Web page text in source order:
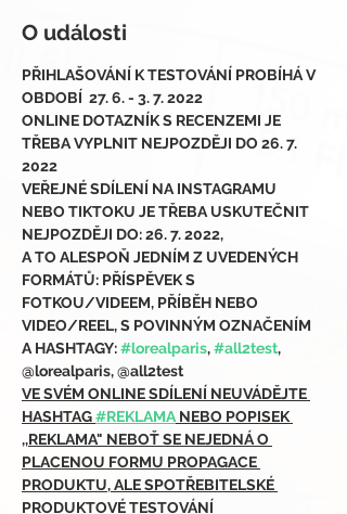
O události
PŘIHLAŠOVÁNÍ K TESTOVÁNÍ PROBÍHÁ V
OBDOBÍ  27. 6. - 3. 7. 2022
ONLINE DOTAZNÍK S RECENZEMI JE
TŘEBA VYPLNIT NEJPOZDĚJI DO 26. 7.
2022
VEŘEJNÉ SDÍLENÍ NA INSTAGRAMU
NEBO TIKTOKU JE TŘEBA USKUTEČNIT
NEJPOZDĚJI DO: 26. 7. 2022,
A TO ALESPOŇ JEDNÍM Z UVEDENÝCH
FORMÁTŮ: PŘÍSPĚVEK S
FOTKOU/VIDEEM, PŘÍBĚH NEBO
VIDEO/REEL, S POVINNÝM OZNAČENÍM
A HASHTAGY: #lorealparis, #all2test,
@lorealparis, @all2test
VE SVÉM ONLINE SDÍLENÍ NEUVÁDĚJTE
HASHTAG #REKLAMA NEBO POPISEK
,,REKLAMA" NEBOŤ SE NEJEDNÁ O
PLACENOU FORMU PROPAGACE
PRODUKTU, ALE SPOTŘEBITELSKÉ
PRODUKTOVÉ TESTOVÁNÍ